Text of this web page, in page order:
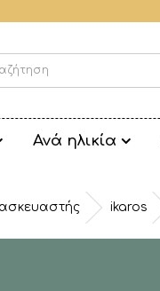
Ανά ηλικία
ikaros